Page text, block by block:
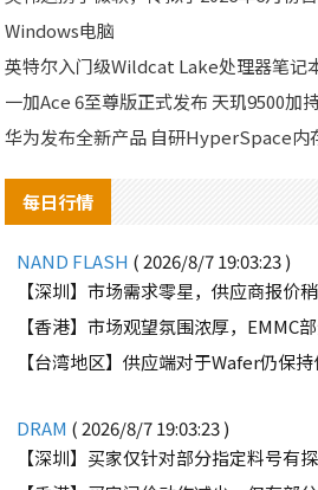
Windows电脑
英特尔入门级Wildcat Lake处理器笔记
一加Ace 6至尊版正式发布 天玑9500加
华为发布全新产品 自研HyperSpace内
每日行情
NAND FLASH ( 2026/8/7 19:03:23 )
【深圳】市场需求零星，供应商报价
【香港】市场观望氛围浓厚，EMMC
DRAM ( 2026/8/7 19:03:23 )